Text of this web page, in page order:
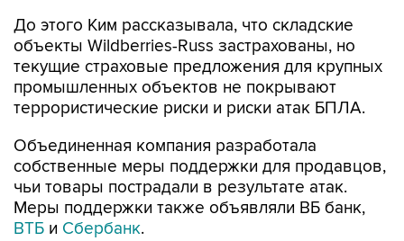
До этого Ким рассказывала, что складские
объекты Wildberries-Russ застрахованы, но
текущие страховые предложения для крупных
промышленных объектов не покрывают
террористические риски и риски атак БПЛА.
Объединенная компания разработала
собственные меры поддержки для продавцов,
чьи товары пострадали в результате атак.
Меры поддержки также объявляли ВБ банк,
ВТБ и Сбербанк.